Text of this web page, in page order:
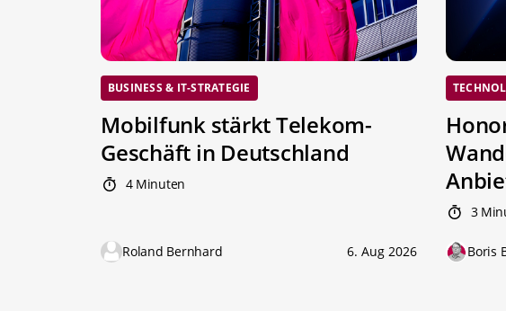
BUSINESS & IT-STRATEGIE
Mobilfunk stärkt Telekom-
Geschäft in Deutschland
4 Minuten
Roland Bernhard 6. Aug 2026
3
Boris